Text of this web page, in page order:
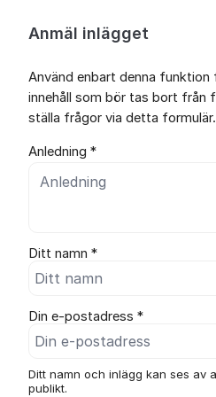
Anmäl inlägget
Använd enbart denna
innehåll som bör tas bort från
ställa frågor via detta formulär.
Anledning *
Ditt namn *
Din e-postadress *
Ditt namn och inlägg kan ses av
publikt.